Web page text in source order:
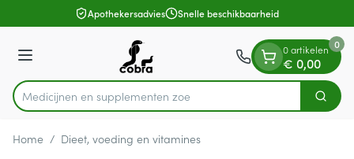
Ga naar de inhoudApothekersadvies Snelle beschikbaarheid
Menu
Product, merk, categorie...
Medicijnen Zoek
0 artikelen
€ 0,00
0
Home / Dieet, voeding en vitamines